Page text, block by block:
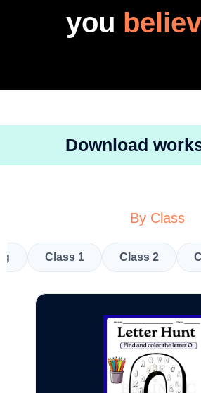
you
Download
By Class
Class 1 Class 2